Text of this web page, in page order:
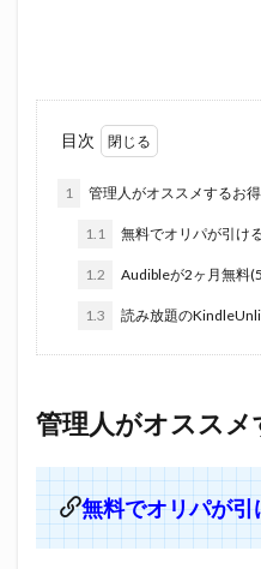
目次
1 管理人がオススメするお
1.1 無料でオリパが引け
1.2 Audibleが2ヶ月無料
1.3 読み放題の
管理人がオスス
無料でオリパが